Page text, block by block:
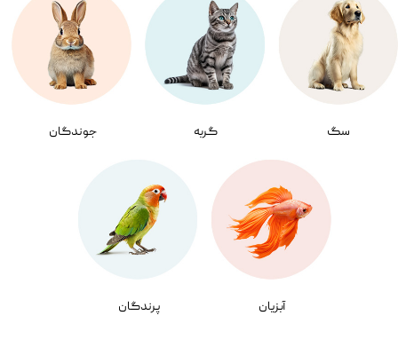
سگ گربه جوندگان
آبزیان پرندگان